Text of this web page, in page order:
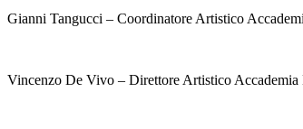
Gianni Tangucci – Coordinatore Artistico
Vincenzo De Vivo – Direttore Artistico